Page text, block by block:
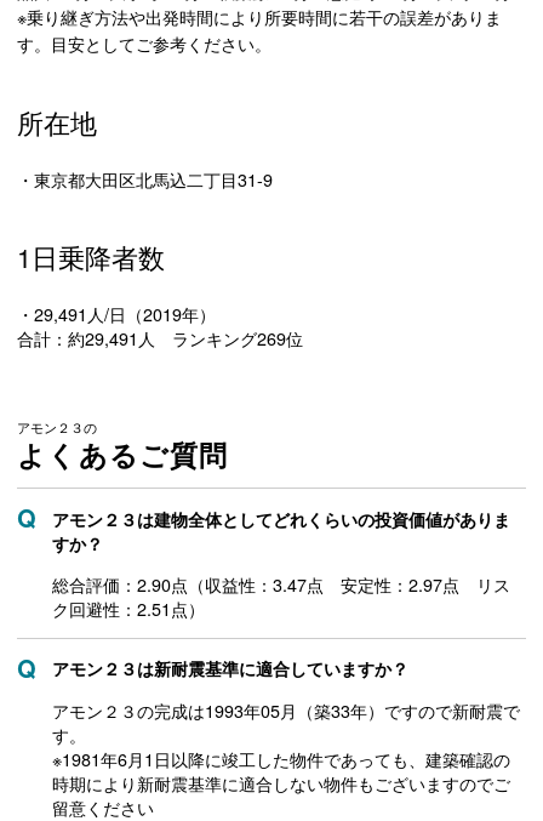
※乗り継ぎ方法や出発時間により所要時間に若干の誤差がありま
す。目安としてご参考ください。
所在地
・東京都大田区北馬込二丁目31-9
1日乗降者数
・29,491人/日（2019年）
合計：約29,491人 ランキング269位
アモン２３の
よくあるご質問
アモン２３は建物全体としてどれくらいの投資価値がありま
すか？
総合評価：2.90点（収益性：3.47点 安定性：2.97点 リス
ク回避性：2.51点）
アモン２３は新耐震基準に適合していますか？
アモン２３の完成は1993年05月（築33年）ですので新耐震で
す。
※1981年6月1日以降に竣工した物件であっても、建築確認の
時期により新耐震基準に適合しない物件もございますのでご
留意ください